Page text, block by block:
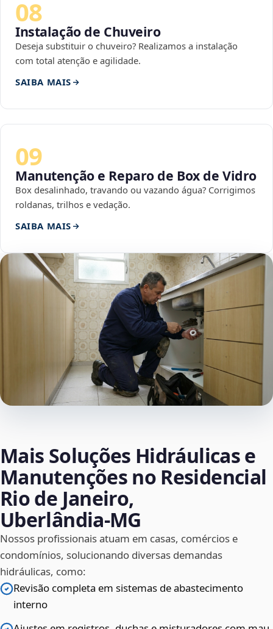
08
Instalação de Chuveiro
Deseja substituir o chuveiro? Realizamos a instalação
com total atenção e agilidade.
SAIBA MAIS
09
Manutenção e Reparo de Box de Vidro
Box desalinhado, travando ou vazando água? Corrigimos
roldanas, trilhos e vedação.
SAIBA MAIS
Mais Soluções Hidráulicas e
Manutenções no Residencial
Rio de Janeiro,
Uberlândia‑MG
Nossos profissionais atuam em casas, comércios e
condomínios, solucionando diversas demandas
hidráulicas, como:
Revisão completa em sistemas de abastecimento
interno